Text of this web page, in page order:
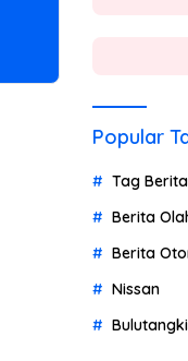
Popular
Tag Berita
Berita
Berita
Nissan